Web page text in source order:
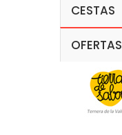
CESTAS
OFERTAS